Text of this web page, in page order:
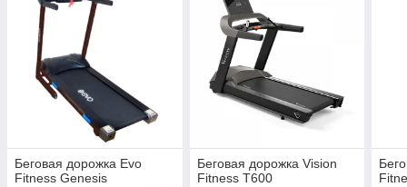
Беговая дорожка Evo
Fitness Genesis
Беговая дорожка Vision
Fitness T600